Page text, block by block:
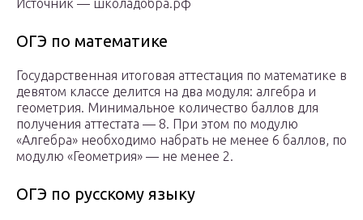
Источник — школадобра.рф‍
ОГЭ по математике
Государственная итоговая аттестация по математике в
девятом классе делится на два модуля: алгебра и
геометрия. Минимальное количество баллов для
получения аттестата — 8. При этом по модулю
«Алгебра» необходимо набрать не менее 6 баллов, по
модулю «Геометрия» — не менее 2.
ОГЭ по русскому языку